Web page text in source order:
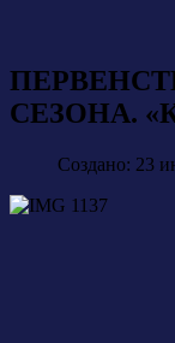
СЕЗОНА.
Создано: 23